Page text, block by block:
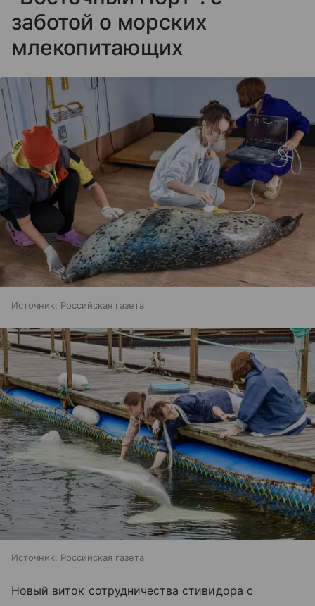
заботой о морских
млекопитающих
Источник: Российская газета
Источник: Российская газета
Новый виток сотрудничества стивидора с